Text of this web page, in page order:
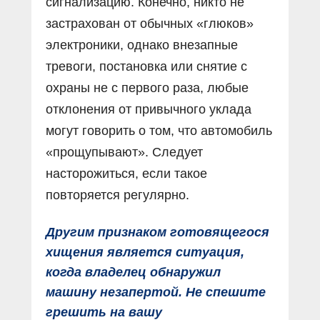
застрахован от обычных «глюков»
электроники, однако внезапные
тревоги, постановка или снятие с
охраны не с первого раза, любые
отклонения от привычного уклада
могут говорить о том, что автомобиль
«прощупывают». Следует
насторожиться, если такое
повторяется регулярно.
Другим признаком готовящегося
хищения является ситуация,
когда владелец обнаружил
машину незапертой. Не спешите
грешить на вашу